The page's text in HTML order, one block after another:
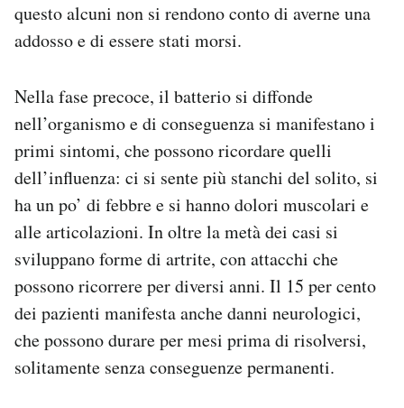
questo alcuni non si rendono conto di averne una
addosso e di essere stati morsi.
Nella fase precoce, il batterio si diffonde
nell’organismo e di conseguenza si manifestano i
primi sintomi, che possono ricordare quelli
dell’influenza: ci si sente più stanchi del solito, si
ha un po’ di febbre e si hanno dolori muscolari e
alle articolazioni. In oltre la metà dei casi si
sviluppano forme di artrite, con attacchi che
possono ricorrere per diversi anni. Il 15 per cento
dei pazienti manifesta anche danni neurologici,
che possono durare per mesi prima di risolversi,
solitamente senza conseguenze permanenti.